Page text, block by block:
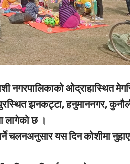
नगरपालिकाको ओद्राहास्थित
झनकट्टा, हनुमाननगर, कुनौली
लागेको छ ।
चलनअनुसार यस दिन कोशीमा